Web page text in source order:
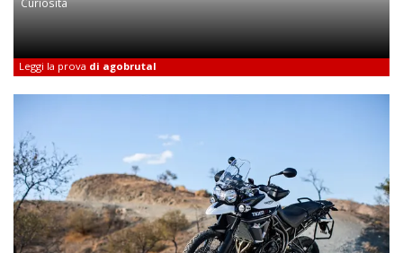
Leggi la prova di agobrutal